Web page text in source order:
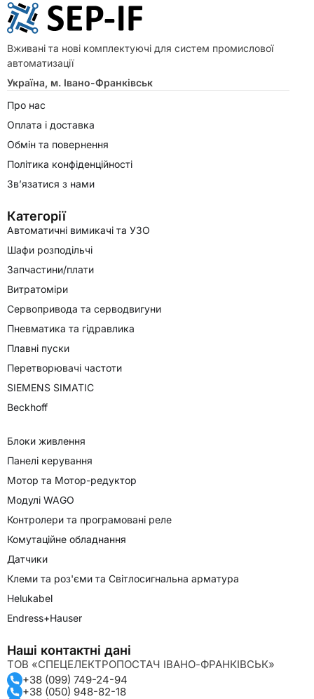
Вживані та нові комплектуючі для систем промислової
автоматизації
Україна, м. Івано-Франківськ
Про нас
Оплата і доставка
Обмін та повернення
Політика конфіденційності
Зв’язатися з нами
Категорії
Автоматичні вимикачі та УЗО
Шафи розподільчі
Запчастини/плати
Витратоміри
Сервопривода та серводвигуни
Пневматика та гідравлика
Плавні пуски
Перетворювачі частоти
SIEMENS SIMATIC
Beckhoff
Блоки живлення
Панелі керування
Мотор та Мотор-редуктор
Модулі WAGO
Контролери та програмовані реле
Комутаційне обладнання
Датчики
Клеми та роз'єми та Світлосигнальна арматура
Helukabel
Endress+Hauser
Наші контактні дані
ТОВ «СПЕЦЕЛЕКТРОПОСТАЧ ІВАНО-ФРАНКІВСЬК»
+38 (099) 749-24-94
+38 (050) 948-82-18